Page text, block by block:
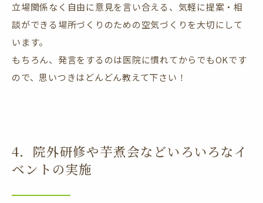
立場関係なく自由に意見を言い合える、気軽に提案・相
談ができる場所づくりのための空気づくりを大切にして
います。
もちろん、発言をするのは医院に慣れてからでもOKです
ので、思いつきはどんどん教えて下さい！
4．院外研修や芋煮会などいろいろなイ
ベントの実施